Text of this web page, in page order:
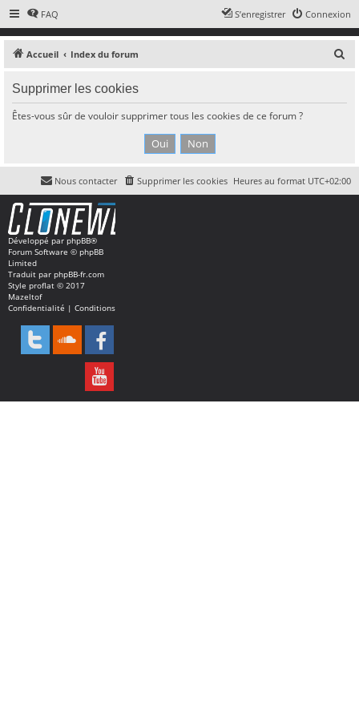
FAQ Connexion
S’enregistrer
Accueil Index du forum
c
h
Supprimer les cookies
Êtes-vous sûr de vouloir supprimer tous les cookies de ce forum ?
Heures au format UTC+02:00
Supprimer les cookies
Nous contacter
Développé par phpBB®
Forum Software © phpBB
Limited
Traduit par phpBB-fr.com
Style proflat © 2017
Mazeltof
Confidentialité | Conditions